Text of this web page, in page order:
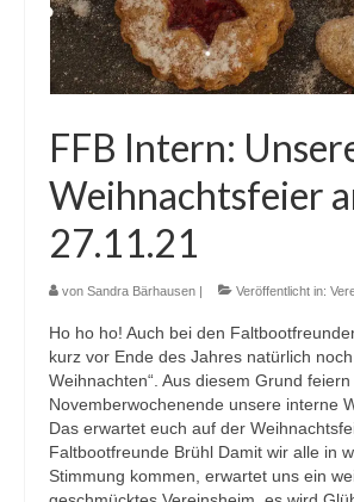
FFB Intern:
Weihnachtsfeier
27.11.21
von Sandra Bärhausen Veröffentlicht in:
Ho ho ho! Auch bei den
kurz vor Ende des Jahres natürlich noch
Weihnachten“. Aus diesem Grund
Novemberwochenende unsere interne
Das erwartet euch auf der
Faltbootfreunde Brühl Damit wir alle in
Stimmung kommen, erwartet uns ein